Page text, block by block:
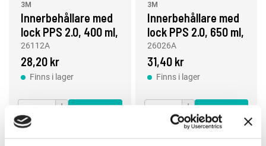
3M
Innerbehållare med
lock PPS 2.0, 400 ml,
200 µm
26112A
28,20 kr
Finns i lager
3M
Innerbehållare med
lock PPS 2.0, 650 ml,
125 µm
26026A
31,40 kr
Finns i lager
Köp